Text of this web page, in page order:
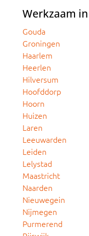
Werkzaam in
Gouda
Groningen
Haarlem
Heerlen
Hilversum
Hoofddorp
Hoorn
Huizen
Laren
Leeuwarden
Leiden
Lelystad
Maastricht
Naarden
Nieuwegein
Nijmegen
Purmerend